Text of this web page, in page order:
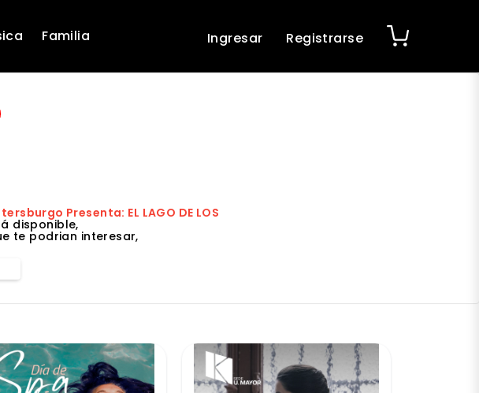
Familia Ingresar Registrarse
Presenta: EL LAGO DE LOS
disponible,
te podrian interesar,